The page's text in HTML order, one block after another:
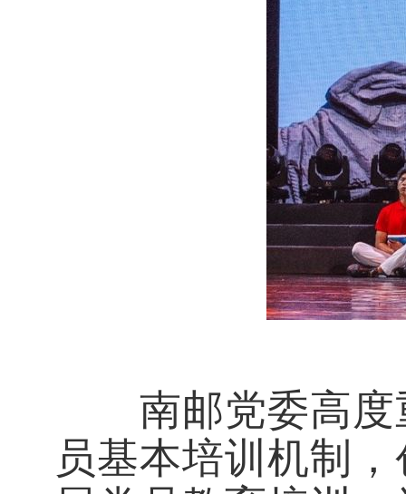
南邮党委高度
员基本培训机制